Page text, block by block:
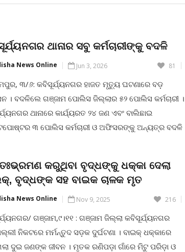
ଥାନାର ସବୁ କର୍ମଚାରୀଙ୍କୁ ବଦଳି
News Online Jun 3, 2026 81
୩/୬: କବିସୂର୍ଯ୍ୟନଗର ହାଜତ ମୃତ୍ୟୁ ଘଟଣାରେ ବଡ଼
। ବଦଳିଲେ ଗଞ୍ଜାମ ପୋଲିସ ଜିଲ୍ଲାର ୫୨ ପୋଲିସ କର୍ମଚାରୀ ।
ଥାନାରେ କାର୍ଯ୍ୟରତ ୨୪ ଜଣ ଏବଂ ବାଲିଛାଇ
୩ ପୋଲିସ କର୍ମଚାରୀ ଓ ଅଫିସରଙ୍କୁ ଅନ୍ୟତ୍ର ବଦଳି
ନିର୍ଦ୍ଦେଶନାମା ଜାରି ହୋଇଛି । ତଦନ୍ତରେ […]
READING
କରୁଥିବା ବୃଦ୍ଧଙ୍କୁ ଧକ୍କା ଦେଲା
ବୃଦ୍ଧଙ୍କ ସହ ବାଇକ ଚାଳକ ମୃତ
News Online Nov 9, 2025 216
ଗଞ୍ଜାମ,୯।୧୧ : ଗଞ୍ଜାମ ଜିଲ୍ଲା କବିସୂର୍ଯ୍ୟନଗର
ନିକଟରେ ମର୍ମନ୍ତୁଦ ସଡ଼କ ଦୁର୍ଘଟଣା । ବାଇକ୍ ଧକ୍କାରେ
ଦୁଇ ଜଣଙ୍କ ଜୀବନ । ମୃତକ ରଣିପଡ଼ା ଗାଁରେ ମିଟୁ ପରିଡ଼ା ଓ